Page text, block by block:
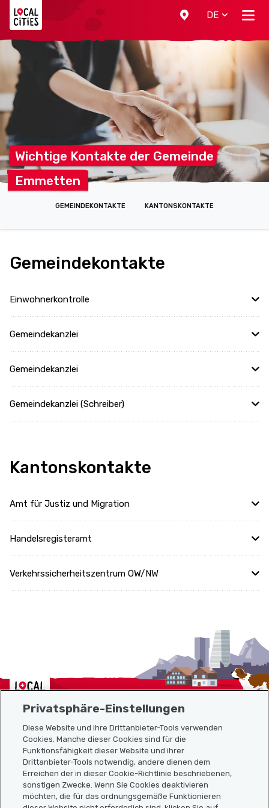
DE
Wichtige Kontakte der Gemeinde
Emmetten
GEMEINDEKONTAKTE KANTONSKONTAKTE
Gemeindekontakte
Einwohnerkontrolle
Gemeindekanzlei
Gemeindekanzlei
Gemeindekanzlei (Schreiber)
Kantonskontakte
Amt für Justiz und Migration
Handelsregisteramt
Verkehrssicherheitszentrum OW/NW
Localcities
Sitemap
Nützliche Links
Privatsphäre-Einstellungen
Diese Website und ihre Drittanbieter-Tools verwenden
Cookies. Manche dieser Cookies sind für die
Funktionsfähigkeit dieser Website und ihrer
Drittanbieter-Tools notwendig, andere dienen dem
Erreichen der in dieser Cookie-Richtlinie beschriebenen,
sonstigen Zwecke. Wenn Sie Cookies deaktivieren
möchten, die für das ordnungsgemäße Funktionieren